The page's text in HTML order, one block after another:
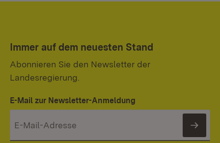
Immer auf dem neuesten Stand
Abonnieren Sie den Newsletter der
Landesregierung.
E-Mail zur Newsletter-Anmeldung